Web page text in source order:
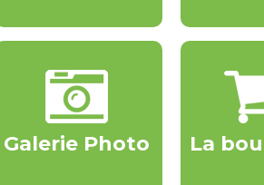
Galerie Photo La